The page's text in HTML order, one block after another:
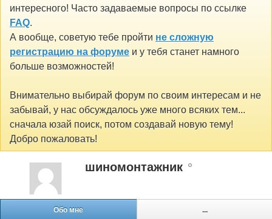
интересного! Часто задаваемые вопросы по ссылке
FAQ.
А вообще, советую тебе пройти не сложную
регистрацию на форуме и у тебя станет намного
больше возможностей!
Внимательно выбирай форум по своим интересам и не
забывай, у нас обсуждалось уже много всяких тем...
сначала юзай поиск, потом создавай новую тему!
Добро пожаловать!
шиномонтажник
Обо мне ...